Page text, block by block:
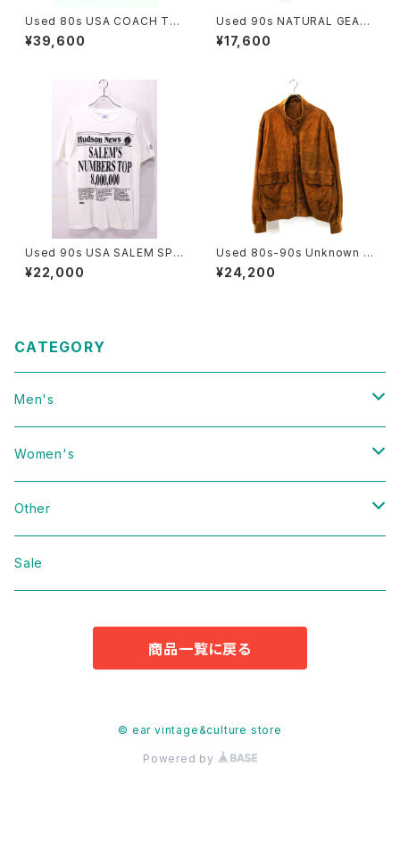
Used 80s USA COACH Tur
quoise Rare Color Fade Gr
ab Leather Big Size Shold
¥39,600
Used 90s NATURAL GEAR
Beatiful Real Tree Camo F
ake Suede Mountain Parka
¥17,600
Used 90s USA SALEM SPO
RTS WEAR News Paper Gr
aphic T-Shirt Size L 古着
¥22,000
Used 80s-90s Unknown B
rown Tanned Leather Valst
ar Jacket Size 58 XL 相当
¥24,200
CATEGORY
Men's
Vintage
Domestic
Jacket
Women's
Vintage
Domestic
Other
bag
Accessories
Sale
商品一覧に戻る
© ear vintage&culture store
Powered by